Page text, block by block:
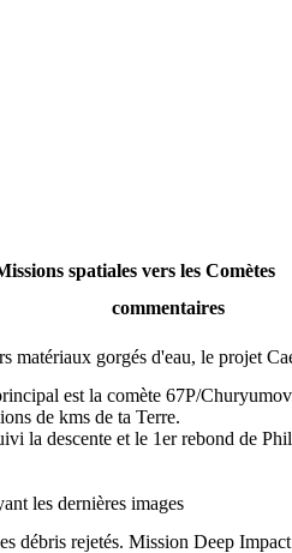
spatiales vers les Comètes
commentaires
matériaux gorgés d'eau, le projet
est la comète 67P/
de kms de ta Terre.
la descente et le 1er rebond de
les dernières images
débris rejetés. Mission Deep